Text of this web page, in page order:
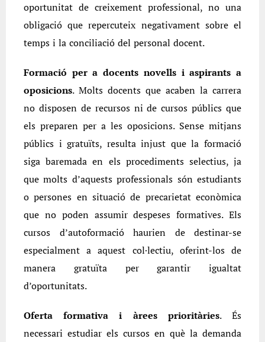
oportunitat de creixement professional, no una
obligació que repercuteix negativament sobre el
temps i la conciliació del personal docent.
Formació per a docents novells i aspirants a
oposicions. Molts docents que acaben la carrera
no disposen de recursos ni de cursos públics que
els preparen per a les oposicions. Sense mitjans
públics i gratuïts, resulta injust que la formació
siga baremada en els procediments selectius, ja
que molts d’aquests professionals són estudiants
o persones en situació de precarietat econòmica
que no poden assumir despeses formatives. Els
cursos d’autoformació haurien de destinar-se
especialment a aquest col·lectiu, oferint-los de
manera gratuïta per garantir igualtat
d’oportunitats.
Oferta formativa i àrees prioritàries. És
necessari estudiar els cursos en què la demanda